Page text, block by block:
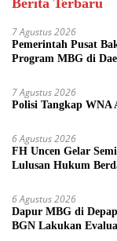
Berita Terbaru
7 Agustus 2026
Pemerintah Pusat
Program MBG di
7 Agustus 2026
Polisi Tangkap WNA
6 Agustus 2026
FH Uncen Gelar
Lulusan Hukum
6 Agustus 2026
Dapur MBG di
BGN Lakukan